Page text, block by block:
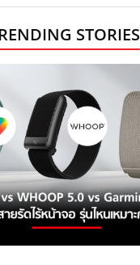
STORIES